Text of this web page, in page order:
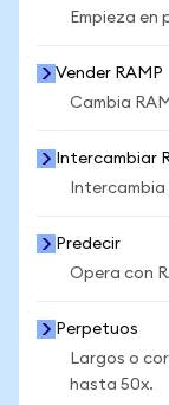
Empieza en
Vender RAMP
Cambia
Intercambiar
Intercambia
Predecir
Opera con
Perpetuos
Largos o
hasta 50x.